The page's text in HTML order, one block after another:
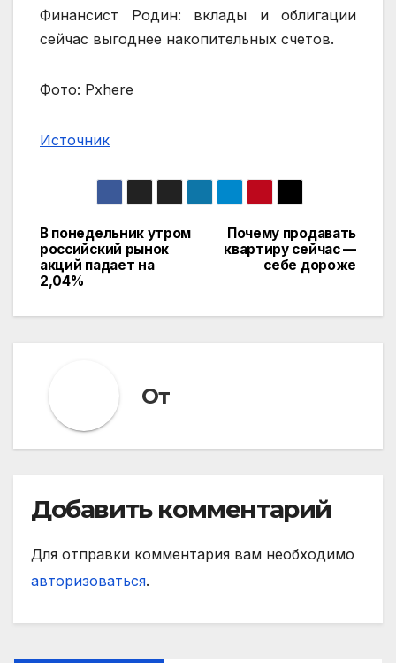
Финансист Родин: вклады и облигации
сейчас выгоднее накопительных счетов.
Фото: Pxhere
Источник
Навигация
по
записям
Почему продавать
квартиру сейчас —
себе дороже
В понедельник утром
российский рынок
акций падает на
2,04%
От
Добавить комментарий
Для отправки комментария вам необходимо
авторизоваться.